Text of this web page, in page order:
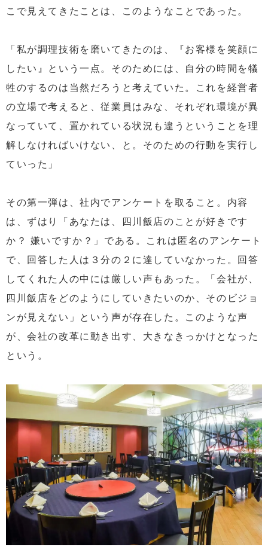
こで見えてきたことは、このようなことであった。
「私が調理技術を磨いてきたのは、『お客様を笑顔に
したい』という一点。そのためには、自分の時間を犠
牲のするのは当然だろうと考えていた。これを経営者
の立場で考えると、従業員はみな、それぞれ環境が異
なっていて、置かれている状況も違うということを理
解しなければいけない、と。そのための行動を実行し
ていった」
その第一弾は、社内でアンケートを取ること。内容
は、ずはり「あなたは、四川飯店のことが好きです
か？ 嫌いですか？」である。これは匿名のアンケート
で、回答した人は３分の２に達していなかった。回答
してくれた人の中には厳しい声もあった。「会社が、
四川飯店をどのようにしていきたいのか、そのビジョ
ンが見えない」という声が存在した。このような声
が、会社の改革に動き出す、大きなきっかけとなった
という。